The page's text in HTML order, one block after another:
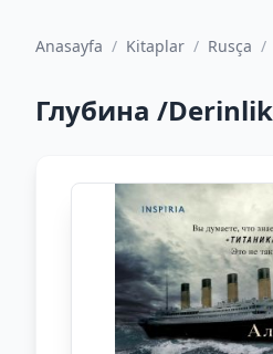
Anasayfa / Kitaplar / Rusça /
Глубина /Derinlik